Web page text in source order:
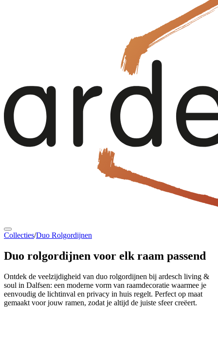
Collecties/Duo Rolgordijnen
Duo rolgordijnen voor elk raam passend
Ontdek de veelzijdigheid van duo rolgordijnen bij ardesch living &
soul in Dalfsen: een moderne vorm van raamdecoratie waarmee je
eenvoudig de lichtinval en privacy in huis regelt. Perfect op maat
gemaakt voor jouw ramen, zodat je altijd de juiste sfeer creëert.